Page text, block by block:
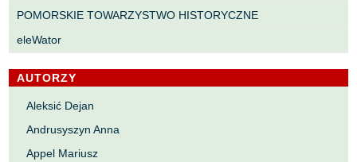
POMORSKIE TOWARZYSTWO HISTORYCZNE
eleWator
AUTORZY
Aleksić Dejan
Andrusyszyn Anna
Appel Mariusz